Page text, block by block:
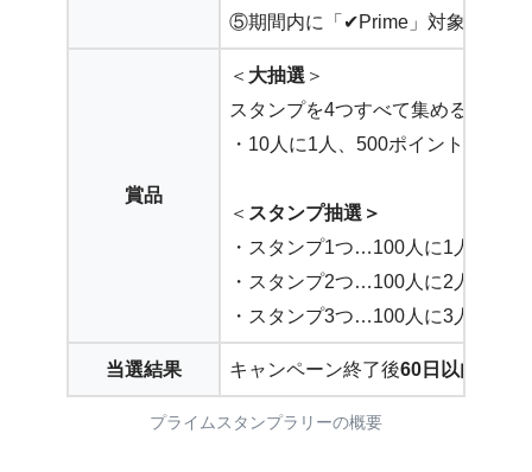
⑤期間内に「✔Prime」対象商品を
賞品
＜ 大抽選 ＞
スタンプを4つすべて集める
・10人に1人、500ポイント もし
＜ スタンプ抽選＞
・スタンプ1つ…100人に1人、100
・スタンプ2つ…100人に2人、200
・スタンプ3つ…100人に3人、300
当選結果 キャンペーン終了後60日以内にメ
プライムスタンプラリーの概要